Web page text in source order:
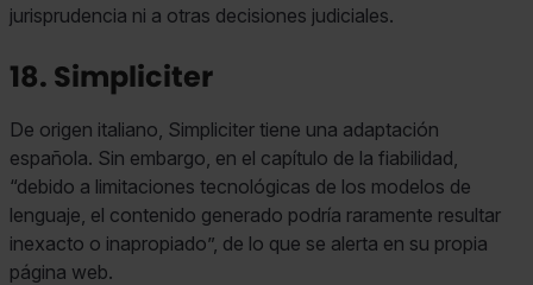
jurisprudencia ni a otras decisiones judiciales.
18. Simpliciter
De origen italiano, Simpliciter tiene una adaptación
española. Sin embargo, en el capítulo de la fiabilidad,
“debido a limitaciones tecnológicas de los modelos de
lenguaje, el contenido generado podría raramente resultar
inexacto o inapropiado”, de lo que se alerta en su propia
página web.